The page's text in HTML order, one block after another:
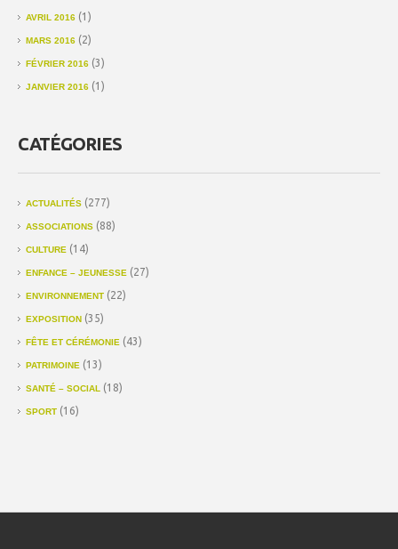
AVRIL 2016 (1)
MARS 2016 (2)
FÉVRIER 2016 (3)
JANVIER 2016 (1)
CATÉGORIES
ACTUALITÉS (277)
ASSOCIATIONS (88)
CULTURE (14)
ENFANCE – JEUNESSE (27)
ENVIRONNEMENT (22)
EXPOSITION (35)
FÊTE ET CÉRÉMONIE (43)
PATRIMOINE (13)
SANTÉ – SOCIAL (18)
SPORT (16)